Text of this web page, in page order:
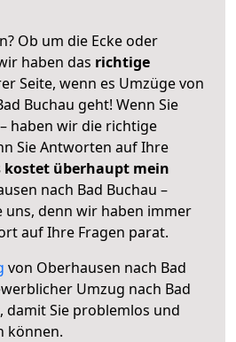
Ob um die Ecke oder
haben das richtige
Seite, wenn es Umzüge von
Buchau geht! Wenn Sie
haben wir die richtige
Sie Antworten auf Ihre
kostet überhaupt mein
nach Bad Buchau –
uns, denn wir haben immer
auf Ihre Fragen parat.
von Oberhausen nach Bad
Umzug nach Bad
, damit Sie problemlos und
können.